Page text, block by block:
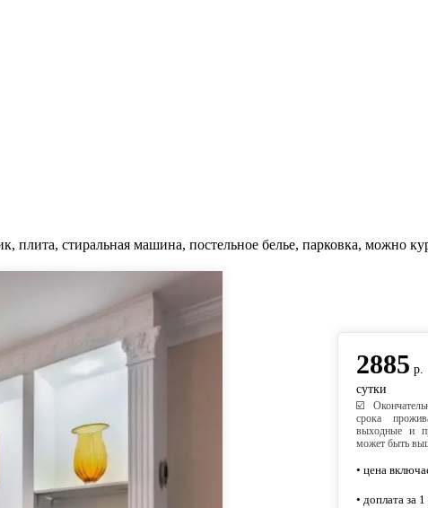
плита, стиральная машина, постельное белье, парковка, можно
2885 р.
сутки
☑️
срока
выходные и
может быть
• цена
• доплата за